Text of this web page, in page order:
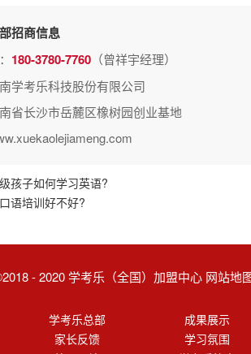
招商信息
180-3780-7760 （曾祥宇经理）
学考乐科技股份有限公司
省长沙市岳麓区橡树园创业基地
孩子如何学习英语?
语培训好不好?
- 2020 学考乐（全国）加盟中心 网站地
学考乐总部
成果展示
家长反馈
学习氛围